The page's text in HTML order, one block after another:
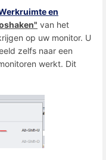
en
van het
op uw monitor. U
zelfs naar een
werkt. Dit